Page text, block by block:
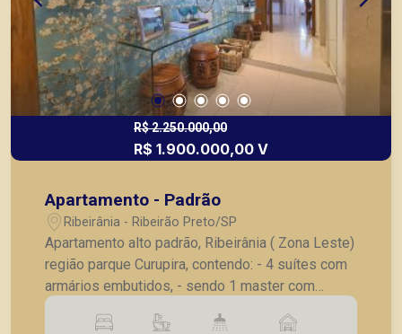
R$ 2.250.000,00
R$ 1.900.000,00 V
Apartamento - Padrão
Ribeirânia - Ribeirão Preto/SP
Apartamento alto padrão, Ribeirânia ( Zona Leste)
região parque Curupira, contendo: - 4 suítes com
armários embutidos, - sendo 1 master com
closet , - sala para 3 ambientes, - lavabo, -
varanda gourmet em L, - copa, - cozinha